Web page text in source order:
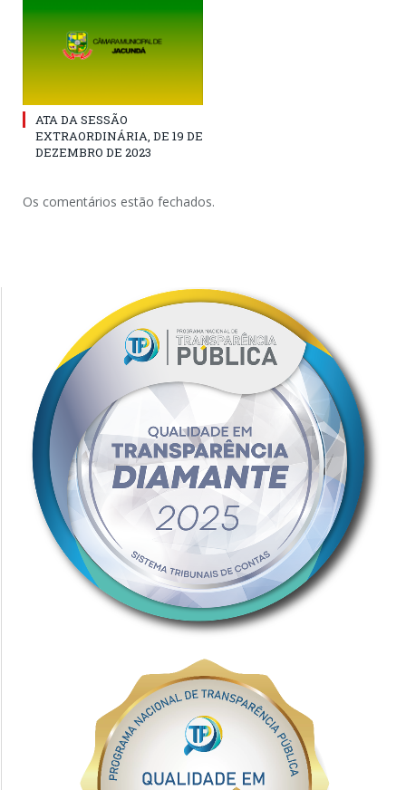
ATA DA SESSÃO
EXTRAORDINÁRIA, DE 19 DE
DEZEMBRO DE 2023
Os comentários estão fechados.